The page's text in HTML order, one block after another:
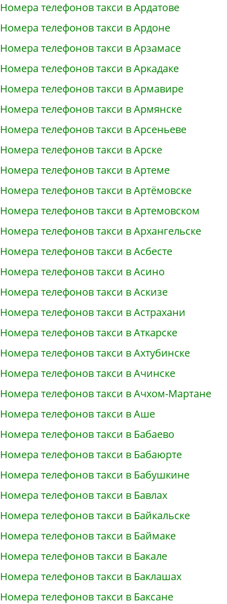
Номера телефонов такси в Ардатове
Номера телефонов такси в Ардоне
Номера телефонов такси в Арзамасе
Номера телефонов такси в Аркадаке
Номера телефонов такси в Армавире
Номера телефонов такси в Армянске
Номера телефонов такси в Арсеньеве
Номера телефонов такси в Арске
Номера телефонов такси в Артеме
Номера телефонов такси в Артёмовске
Номера телефонов такси в Артемовском
Номера телефонов такси в Архангельске
Номера телефонов такси в Асбесте
Номера телефонов такси в Асино
Номера телефонов такси в Аскизе
Номера телефонов такси в Астрахани
Номера телефонов такси в Аткарске
Номера телефонов такси в Ахтубинске
Номера телефонов такси в Ачинске
Номера телефонов такси в Ачхом-Мартане
Номера телефонов такси в Аше
Номера телефонов такси в Бабаево
Номера телефонов такси в Бабаюрте
Номера телефонов такси в Бабушкине
Номера телефонов такси в Бавлах
Номера телефонов такси в Байкальске
Номера телефонов такси в Баймаке
Номера телефонов такси в Бакале
Номера телефонов такси в Баклашах
Номера телефонов такси в Баксане